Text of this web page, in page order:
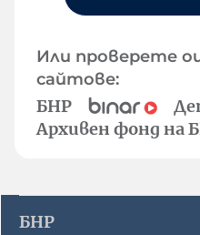
Или проверете
сайтове:
БНР
Архивен фонд на
БНР